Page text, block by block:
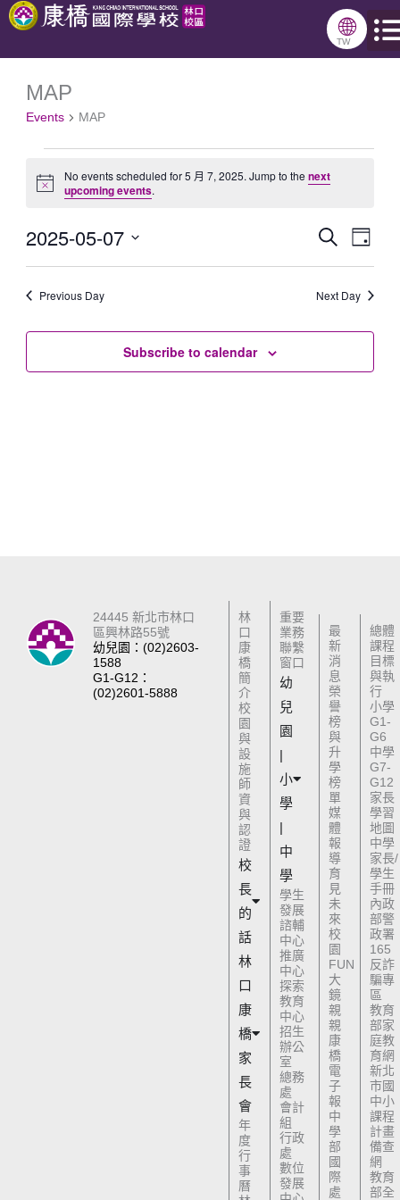
跳
🌐
TW
MAP
Events MAP
Events
for
月
2025
Notice
No events scheduled for 5 月 7, 2025. Jump to the next
upcoming events.
Events
Search
and
SearchEvent
Day
2025-05-07
Select
date.
Previous Day Next Day
Subscribe to calendar
24445 新北市林口
區興林路55號
幼兒園：(02)2603-
1588
G1-G12：
(02)2601-5888
林
口
康
橋
簡
介
校
園
與
設
施
師
資
與
認
證
校
長
的
話
林
口
康
橋
家
長
會
年
度
行
事
曆
重要
業務
聯繫
窗口
幼
兒
園
|
小
學
|
中
學
學生
發展
諮輔
中心
推廣
中心
探索
教育
中心
招生
辦公
室
總務
處
會計
組
行政
處
數位
發展
最
新
消
息
榮
譽
榜
與
升
學
榜
單
媒
體
報
導
育
見
未
來
校
園
FUN
大
鏡
親
親
康
橋
電
子
報
中
學
部
國
際
處
總體
課程
目標
與執
行
小學
G1-
G6
中學
G7-
G12
家長
學習
地圖
中學
家長/
學生
手冊
內政
部警
政署
165
反詐
騙專
區
教育
部家
庭教
育網
新北
市國
中小
課程
計畫
備查
網
教育
部全